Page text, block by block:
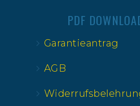
PDF
Garantieantrag
AGB